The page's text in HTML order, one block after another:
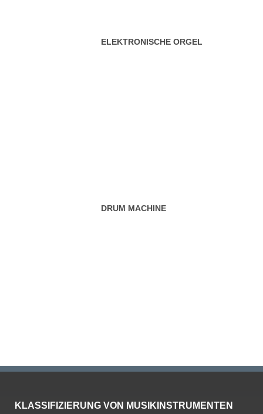
ELEKTRONISCHE ORGEL
BLASINSTRUMENTE
HOLZBLASINSTRUMENTE